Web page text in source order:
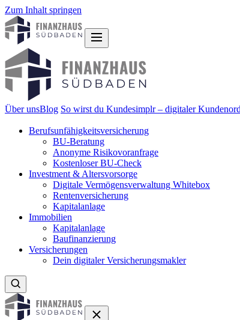
Zum Inhalt springen
Über unsBlog So wirst du Kundesimplr – digitaler
Berufsunfähigkeitsversicherung
BU-Beratung
Anonyme Risikovoranfrage
Kostenloser BU-Check
Investment & Altersvorsorge
Digitale Vermögensverwaltung Whitebox
Rentenversicherung
Kapitalanlage
Immobilien
Kapitalanlage
Baufinanzierung
Versicherungen
Dein digitaler Versicherungsmakler